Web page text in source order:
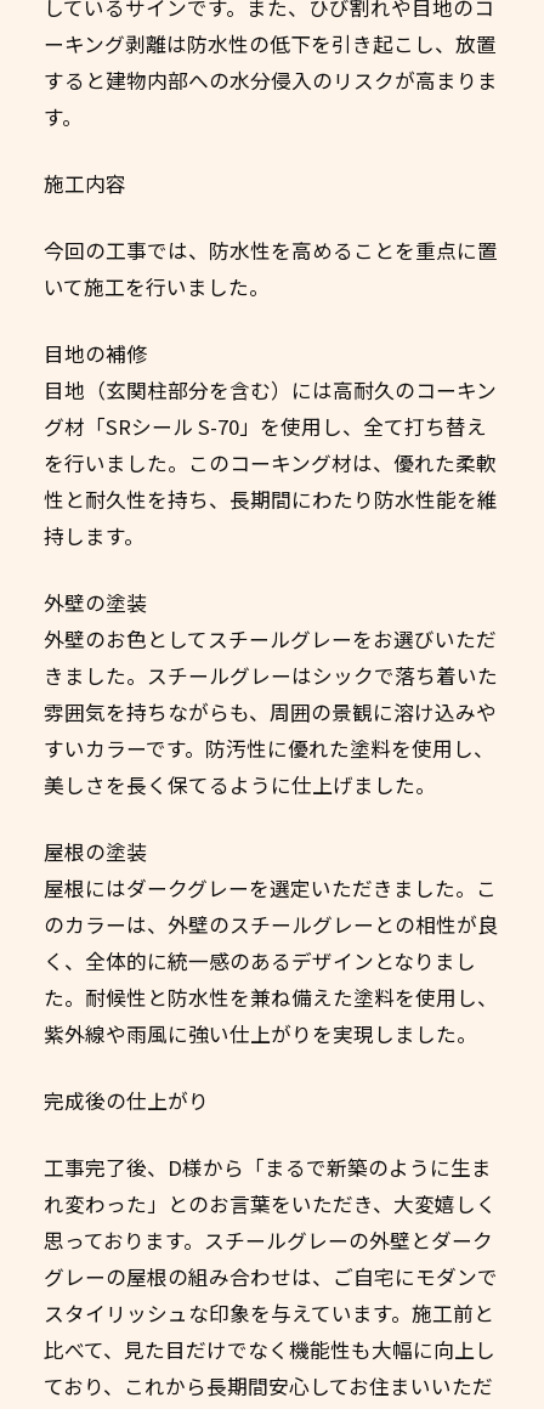
しているサインです。また、ひび割れや目地のコ
ーキング剥離は防水性の低下を引き起こし、放置
すると建物内部への水分侵入のリスクが高まりま
す。
施工内容
今回の工事では、防水性を高めることを重点に置
いて施工を行いました。
目地の補修
目地（玄関柱部分を含む）には高耐久のコーキン
グ材「SRシール S-70」を使用し、全て打ち替え
を行いました。このコーキング材は、優れた柔軟
性と耐久性を持ち、長期間にわたり防水性能を維
持します。
外壁の塗装
外壁のお色としてスチールグレーをお選びいただ
きました。スチールグレーはシックで落ち着いた
雰囲気を持ちながらも、周囲の景観に溶け込みや
すいカラーです。防汚性に優れた塗料を使用し、
美しさを長く保てるように仕上げました。
屋根の塗装
屋根にはダークグレーを選定いただきました。こ
のカラーは、外壁のスチールグレーとの相性が良
く、全体的に統一感のあるデザインとなりまし
た。耐候性と防水性を兼ね備えた塗料を使用し、
紫外線や雨風に強い仕上がりを実現しました。
完成後の仕上がり
工事完了後、D様から「まるで新築のように生ま
れ変わった」とのお言葉をいただき、大変嬉しく
思っております。スチールグレーの外壁とダーク
グレーの屋根の組み合わせは、ご自宅にモダンで
スタイリッシュな印象を与えています。施工前と
比べて、見た目だけでなく機能性も大幅に向上し
ており、これから長期間安心してお住まいいただ